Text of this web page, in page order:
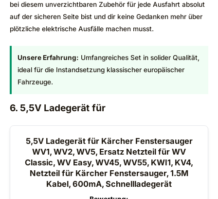
bei diesem unverzichtbaren Zubehör für jede Ausfahrt absolut
auf der sicheren Seite bist und dir keine Gedanken mehr über
plötzliche elektrische Ausfälle machen musst.
Unsere Erfahrung: Umfangreiches Set in solider Qualität,
ideal für die Instandsetzung klassischer europäischer
Fahrzeuge.
6. 5,5V Ladegerät für
5,5V Ladegerät für Kärcher Fenstersauger
WV1, WV2, WV5, Ersatz Netzteil für WV
Classic, WV Easy, WV45, WV55, KWI1, KV4,
Netzteil für Kärcher Fenstersauger, 1.5M
Kabel, 600mA, Schnellladegerät